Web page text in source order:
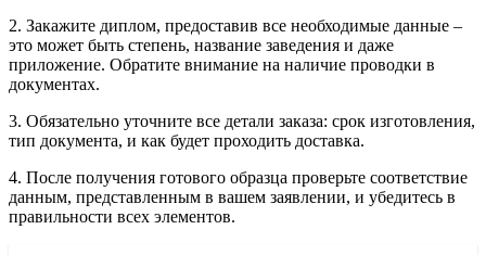
2. Закажите диплом, предоставив все необходимые данные –
это может быть степень, название заведения и даже
приложение. Обратите внимание на наличие проводки в
документах.
3. Обязательно уточните все детали заказа: срок изготовления,
тип документа, и как будет проходить доставка.
4. После получения готового образца проверьте соответствие
данным, представленным в вашем заявлении, и убедитесь в
правильности всех элементов.